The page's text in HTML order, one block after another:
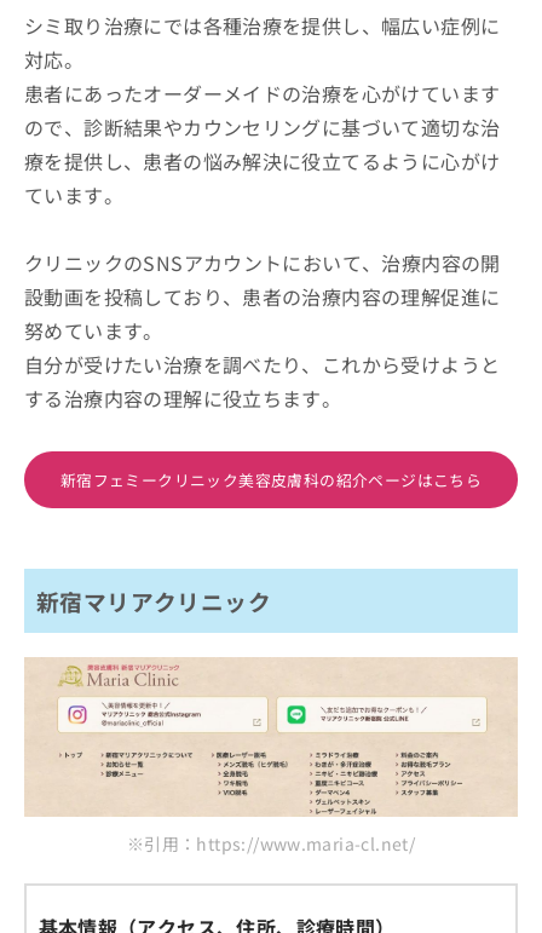
シミ取り治療にでは各種治療を提供し、幅広い症例に
対応。
患者にあったオーダーメイドの治療を心がけています
ので、診断結果やカウンセリングに基づいて適切な治
療を提供し、患者の悩み解決に役立てるように心がけ
ています。
クリニックのSNSアカウントにおいて、治療内容の開
設動画を投稿しており、患者の治療内容の理解促進に
努めています。
自分が受けたい治療を調べたり、これから受けようと
する治療内容の理解に役立ちます。
新宿フェミークリニック美容皮膚科の紹介ページはこちら
新宿マリアクリニック
※引用：https://www.maria-cl.net/
基本情報（アクセス、住所、診療時間）